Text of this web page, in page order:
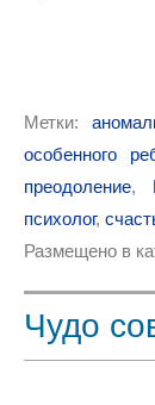
Метки:
особенного
преодоление,
психолог,
Размещено в
Чудо